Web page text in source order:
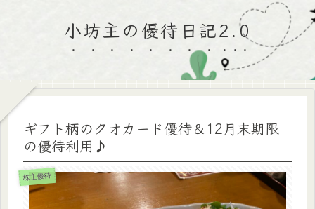
小坊主の優待日記2.0
ギフト柄のクオカード優待＆12月末期限
の優待利用♪
株主優待